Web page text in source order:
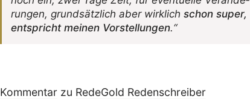
rungen, grund­sätz­lich aber wirk­lich schon super,
entspricht meinen Vorstel­lungen.“
Kommentarzu RedeGold Reden­schreiber